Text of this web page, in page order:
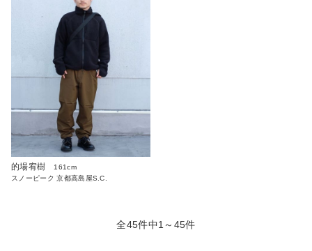
的場宥樹
161cm
スノーピーク 京都高島屋S.C.
全45件中1～45件